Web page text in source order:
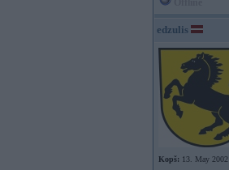
edzulis
Kopš: 13. May 2002